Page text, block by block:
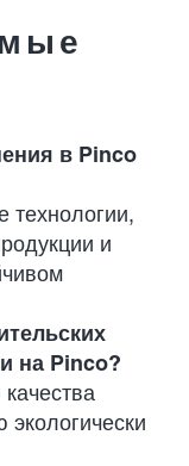
в Pinco
технологии,
и
на Pinco?